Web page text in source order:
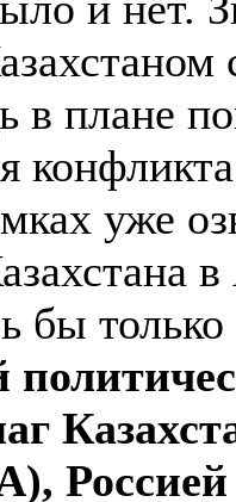
в плане
уже
бы